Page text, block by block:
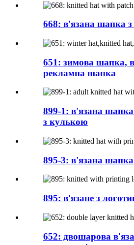
668: в'язана шапка
651: зимова шапка,
рекламна шапка
899-1: в'язана
з кулькою
895-3: в'язана
895: в'язане з
652: двошарова